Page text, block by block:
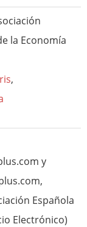
la Economía
,
y
Española
Electrónico)